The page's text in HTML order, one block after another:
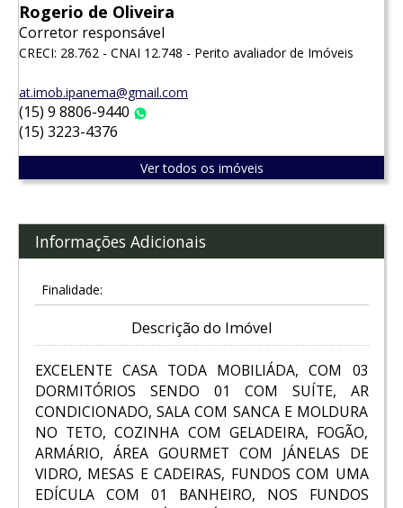
Rogerio de Oliveira
Corretor responsável
CRECI: 28.762 - CNAI 12.748 - Perito avaliador de Imóveis
at.imob.ipanema@gmail.com
(15) 9 8806-9440
(15) 3223-4376
Ver todos os imóveis
Informações Adicionais
Finalidade:
Descrição do Imóvel
EXCELENTE CASA TODA MOBILIÁDA, COM 03
DORMITÓRIOS SENDO 01 COM SUÍTE, AR
CONDICIONADO, SALA COM SANCA E MOLDURA
NO TETO, COZINHA COM GELADEIRA, FOGÃO,
ARMÁRIO, ÁREA GOURMET COM JÁNELAS DE
VIDRO, MESAS E CADEIRAS, FUNDOS COM UMA
EDÍCULA COM 01 BANHEIRO, NOS FUNDOS